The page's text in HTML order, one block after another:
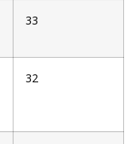
33
32